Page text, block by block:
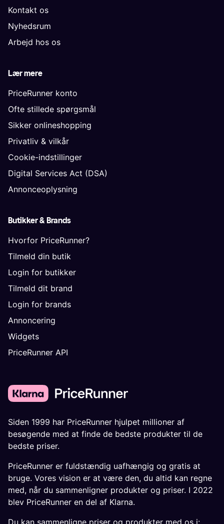
Kontakt os
Nyhedsrum
Arbejd hos os
Lær mere
PriceRunner konto
Ofte stillede spørgsmål
Sikker onlineshopping
Privatliv & vilkår
Cookie-indstillinger
Digital Services Act (DSA)
Annonceoplysning
Butikker & Brands
Hvorfor PriceRunner?
Tilmeld din butik
Login for butikker
Tilmeld dit brand
Login for brands
Annoncering
Widgets
PriceRunner API
Siden 1999 har PriceRunner hjulpet millioner af
besøgende med at finde de bedste produkter til de
bedste priser.
PriceRunner er fuldstændig uafhængig og gratis at
bruge. Vores vision er at være den, du altid kan regne
med, når du sammenligner produkter og priser. I 2022
blev PriceRunner en del af Klarna.